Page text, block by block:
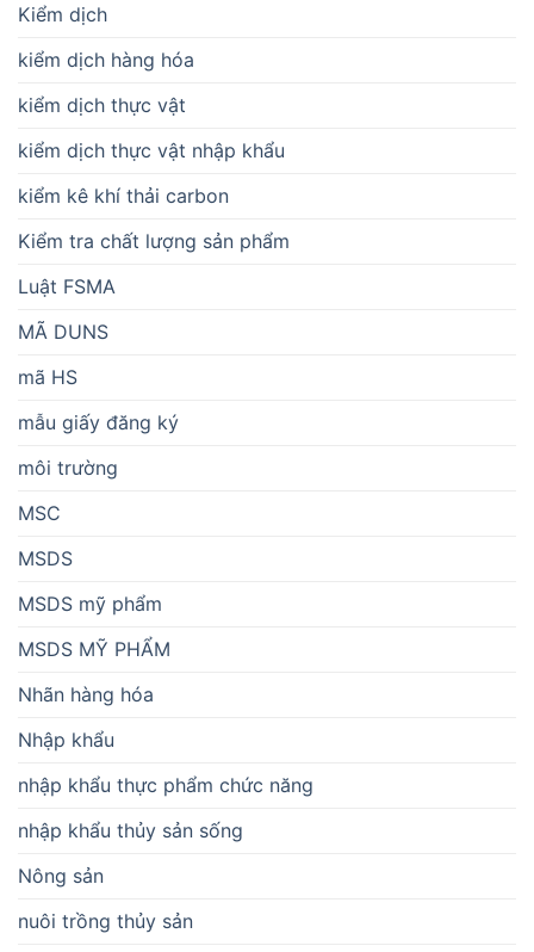
Kiểm dịch
kiểm dịch hàng hóa
kiểm dịch thực vật
kiểm dịch thực vật nhập khẩu
kiểm kê khí thải carbon
Kiểm tra chất lượng sản phẩm
Luật FSMA
MÃ DUNS
mã HS
mẫu giấy đăng ký
môi trường
MSC
MSDS
MSDS mỹ phẩm
MSDS MỸ PHẨM
Nhãn hàng hóa
Nhập khẩu
nhập khẩu thực phẩm chức năng
nhập khẩu thủy sản sống
Nông sản
nuôi trồng thủy sản